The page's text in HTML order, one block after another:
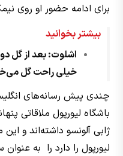
برای ادامه حضور او روی
بیشتر بخوانید
اشلوت: بعد از گل
خیلی راحت گل
چندی پیش رسانه‌های
باشگاه لیورپول ملاقاتی
ژابی آلونسو داشته‌اند‌ و
لیورپول را دارد را به